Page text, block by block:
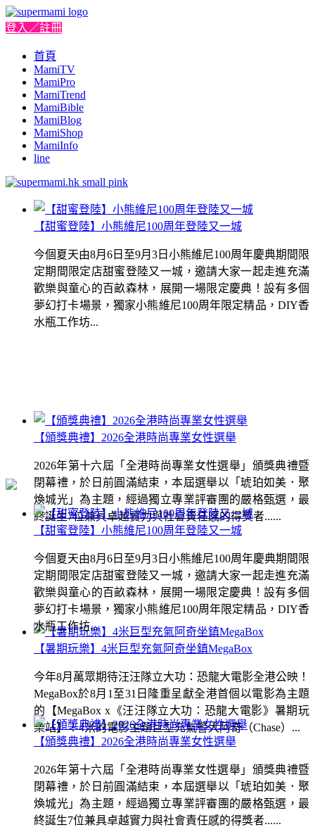
登入／註冊
首頁
MamiTV
MamiPro
MamiTrend
MamiBible
MamiBlog
MamiShop
MamiInfo
line
【甜蜜登陸】小熊維尼100周年登陸又一城
今個夏天由8月6日至9月3日小熊維尼100周年慶典期間限
定期間限定店甜蜜登陸又一城，邀請大家一起走進充滿
歡樂與童心的百畝森林，展開一場限定慶典！設有多個
夢幻打卡場景，獨家小熊維尼100周年限定精品，DIY香
水瓶工作坊...
【頒獎典禮】2026全港時尚專業女性選舉
2026年第十六屆「全港時尚專業女性選舉」頒獎典禮暨
閉幕禮，於日前圓滿結束，本屆選舉以「琥珀如美．聚
煥城光」為主題，經過獨立專業評審團的嚴格甄選，最
終誕生7位兼具卓越實力與社會責任感的得獎者......
【暑期玩樂】4米巨型充氣阿奇坐鎮MegaBox
今年8月萬眾期待汪汪隊立大功：恐龍大電影全港公映！
MegaBox於8月1至31日隆重呈獻全港首個以電影為主題
的【MegaBox x《汪汪隊立大功：恐龍大電影》暑期玩
樂站】！4米的電影主題巨型充氣警犬阿奇（Chase）...
【甜蜜登陸】小熊維尼100周年登陸又一城
今個夏天由8月6日至9月3日小熊維尼100周年慶典期間限
定期間限定店甜蜜登陸又一城，邀請大家一起走進充滿
歡樂與童心的百畝森林，展開一場限定慶典！設有多個
夢幻打卡場景，獨家小熊維尼100周年限定精品，DIY香
水瓶工作坊...
【頒獎典禮】2026全港時尚專業女性選舉
2026年第十六屆「全港時尚專業女性選舉」頒獎典禮暨
閉幕禮，於日前圓滿結束，本屆選舉以「琥珀如美．聚
煥城光」為主題，經過獨立專業評審團的嚴格甄選，最
終誕生7位兼具卓越實力與社會責任感的得獎者......